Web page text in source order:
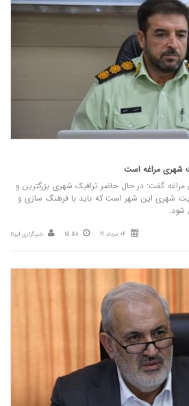
شهری مراغه است
مراغه گفت: در حال حاضر ترافیک شهری بزرگترین و
شهری این شهر است که باید با فرهنگ سازی و
شود.
04 مرداد 19 15:58 خبرگزاری ایرنا